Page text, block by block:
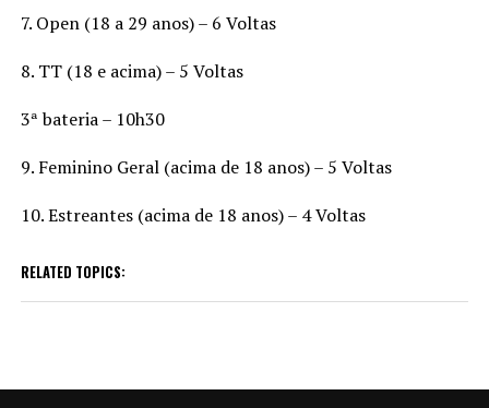
7. Open (18 a 29 anos) – 6 Voltas
8. TT (18 e acima) – 5 Voltas
3ª bateria – 10h30
9. Feminino Geral (acima de 18 anos) – 5 Voltas
10. Estreantes (acima de 18 anos) – 4 Voltas
RELATED TOPICS: